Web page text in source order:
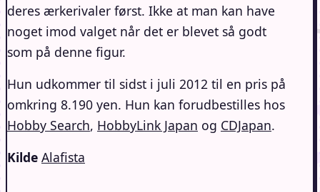
deres ærkerivaler først. Ikke at man kan have
noget imod valget når det er blevet så godt
som på denne figur.
Hun udkommer til sidst i juli 2012 til en pris på
omkring 8.190 yen. Hun kan forudbestilles hos
Hobby Search, HobbyLink Japan og CDJapan.
Kilde Alafista